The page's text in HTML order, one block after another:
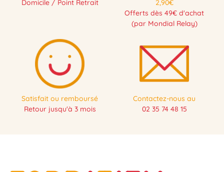
Domicile / Point Retrait
2,90€
Offerts dès 49€ d'achat
(par Mondial Relay)
Satisfait ou remboursé
Retour jusqu'à 3 mois
Contactez-nous au
02 35 74 48 15